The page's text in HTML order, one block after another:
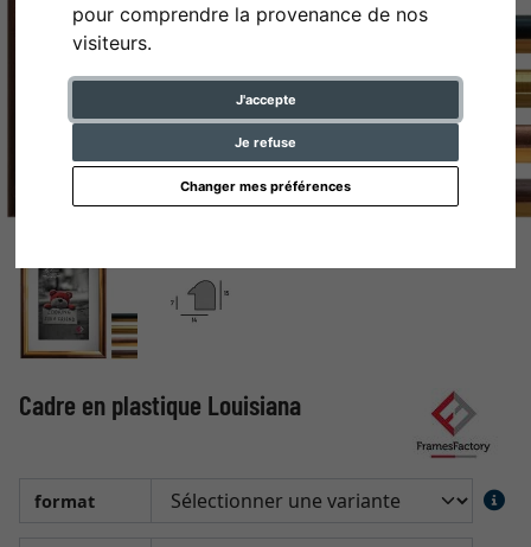
pour comprendre la provenance de nos
visiteurs.
J'accepte
Je refuse
Changer mes préférences
Cadre en plastique Louisiana
format